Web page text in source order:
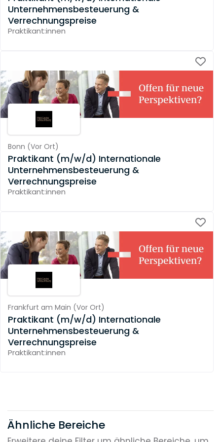
Unternehmensbesteuerung &
Verrechnungspreise
Praktikant:innen
Bonn (Vor Ort)
Praktikant (m/w/d) Internationale
Unternehmensbesteuerung &
Verrechnungspreise
Praktikant:innen
Frankfurt am Main (Vor Ort)
Praktikant (m/w/d) Internationale
Unternehmensbesteuerung &
Verrechnungspreise
Praktikant:innen
Ähnliche Bereiche